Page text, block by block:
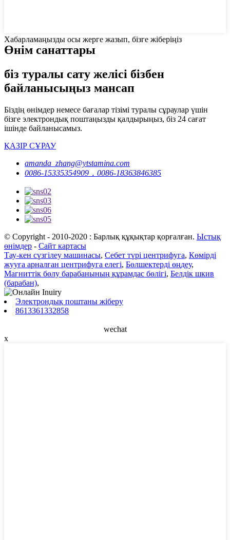
Хабарламаңызды осы жерге жазып, бізге жіберіңіз
Өнім санаттары
біз туралы сату желісі бізбен
байланысыңыз мансап
Біздің өнімдер немесе бағалар тізімі туралы сұраулар үшін
бізге электрондық поштаңызды қалдырыңыз, біз 24 сағат
ішінде байланысамыз.
ҚАЗІР СҰРАУ
amanda_zhang@ytstamina.com
0086-15335354909，0086-18363846385
© Copyright - 2010-2020 : Барлық құқықтар қорғалған. Ыстық
өнімдер - Сайт картасы
Тау-кен сүзгілеу машинасы, Себет түрі центрифуга, Көмірді
жууға арналған центрифуга елегі, Бөлшектерді өңдеу,
Магниттік бөлу барабанының құрамдас бөлігі, Белдік шкив
(барабан),
Электрондық поштаны жіберу
8613361332858
wechat
x